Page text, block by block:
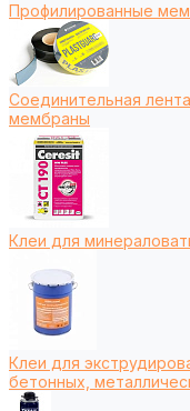
Профилированные
Соединительная
мембраны
Клеи для
Клеи для
бетонных,